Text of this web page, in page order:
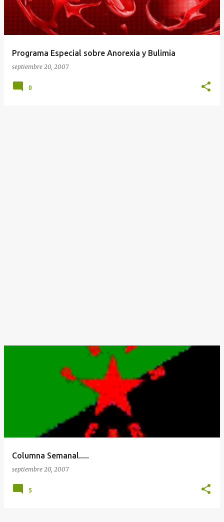
Programa Especial sobre Anorexia y Bulimia
septiembre 20, 2007
0
Columna Semanal.....
septiembre 20, 2007
5